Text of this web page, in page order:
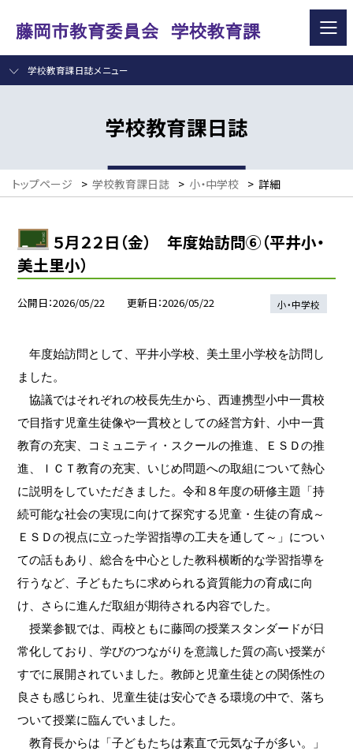
学校教育課日誌メニュー
学校教育課日誌
トップページ > 学校教育課日誌 > 小・中学校 > 詳細
５月２２日（金） 年度始訪問⑥（平井小・
美土里小）
公開日 2026/05/22 更新日 2026/05/22 小・中学校
年度始訪問として、平井小学校、美土里小学校を訪問し
ました。
協議ではそれぞれの校長先生から、西連携型小中一貫校
で目指す児童生徒像や一貫校としての経営方針、小中一貫
教育の充実、コミュニティ・スクールの推進、ＥＳＤの推
進、ＩＣＴ教育の充実、いじめ問題への取組について熱心
に説明をしていただきました。令和８年度の研修主題「持
続可能な社会の実現に向けて探究する児童・生徒の育成～
ＥＳＤの視点に立った学習指導の工夫を通して～」につい
ての話もあり、総合を中心とした教科横断的な学習指導を
行うなど、子どもたちに求められる資質能力の育成に向
け、さらに進んだ取組が期待される内容でした。
授業参観では、両校ともに藤岡の授業スタンダードが日
常化しており、学びのつながりを意識した質の高い授業が
すでに展開されていました。教師と児童生徒との関係性の
良さも感じられ、児童生徒は安心できる環境の中で、落ち
ついて授業に臨んでいました。
教育長からは「子どもたちは素直で元気な子が多い。」